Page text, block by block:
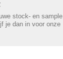
stock- en sample
je dan in voor onze